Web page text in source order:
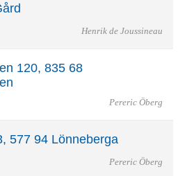
Henrik de Joussineau
120, 835 68
Pereric Öberg
577 94 Lönneberga
Pereric Öberg